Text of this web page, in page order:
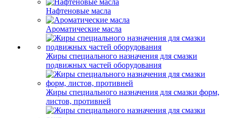
Нафтеновые масла
Ароматические масла
Жиры специального назначения для смазки
подвижных частей оборудования
Жиры специального назначения для смазки форм,
листов, противней